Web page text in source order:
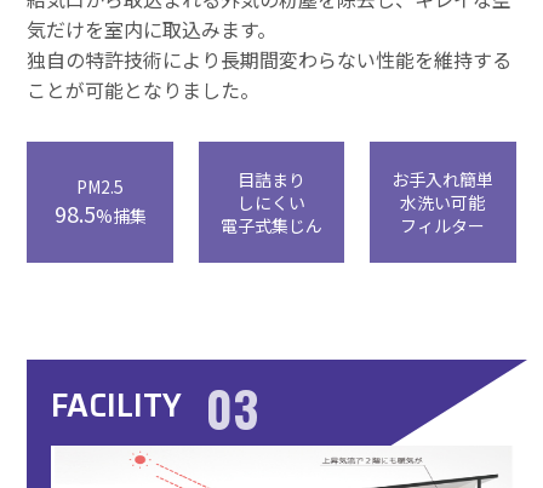
気だけを室内に取込みます。
独自の特許技術により長期間変わらない性能を維持する
ことが可能となりました。
PM2.5
98.5%捕集
目詰まり
しにくい
電子式集じん
お手入れ簡単
水洗い可能
フィルター
FACILITY 03